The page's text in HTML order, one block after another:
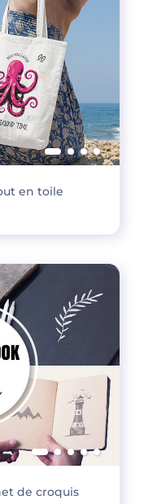
en toile
de croquis